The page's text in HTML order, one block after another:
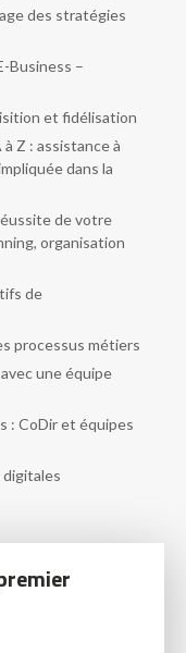
des stratégies
Business –
et fidélisation
Z : assistance à
dans la
de votre
organisation
de
processus métiers
une équipe
: CoDir et équipes